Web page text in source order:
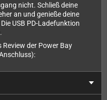
nicht. Schließ deine
an und genieße deine
USB PD-Ladefunktion
Review der Power Bay